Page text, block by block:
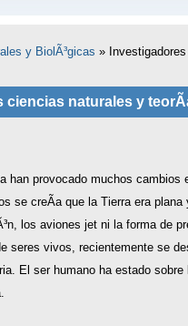
y BiolÃ³gicas »
ciencias naturales y
han provocado muchos
se creÃ­a que la Tierra era
los aviones jet ni la forma de
seres vivos, recientemente se
El ser humano ha estado